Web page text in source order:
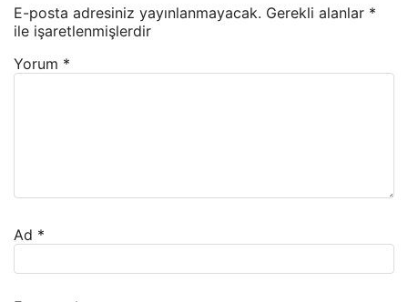
E-posta adresiniz yayınlanmayacak. Gerekli alanlar *
ile işaretlenmişlerdir
Yorum *
Ad *